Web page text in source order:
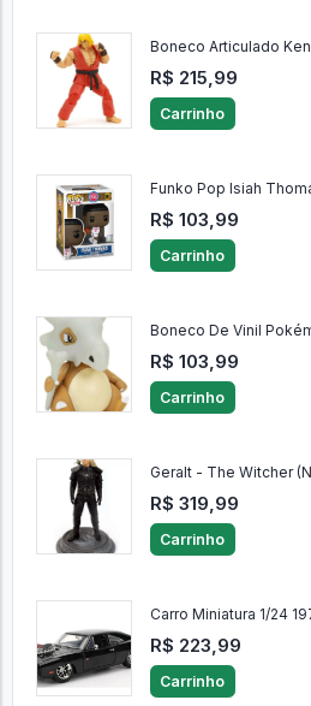
Boneco Articulado
R$ 215,99
Carrinho
Funko Pop Isiah
R$ 103,99
Carrinho
Boneco De Vinil
R$ 103,99
Carrinho
Geralt - The Witcher
R$ 319,99
Carrinho
Carro Miniatura 1/24
R$ 223,99
Carrinho